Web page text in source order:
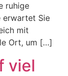
ruhige
erwartet Sie
mit
Ort, um […]
viel